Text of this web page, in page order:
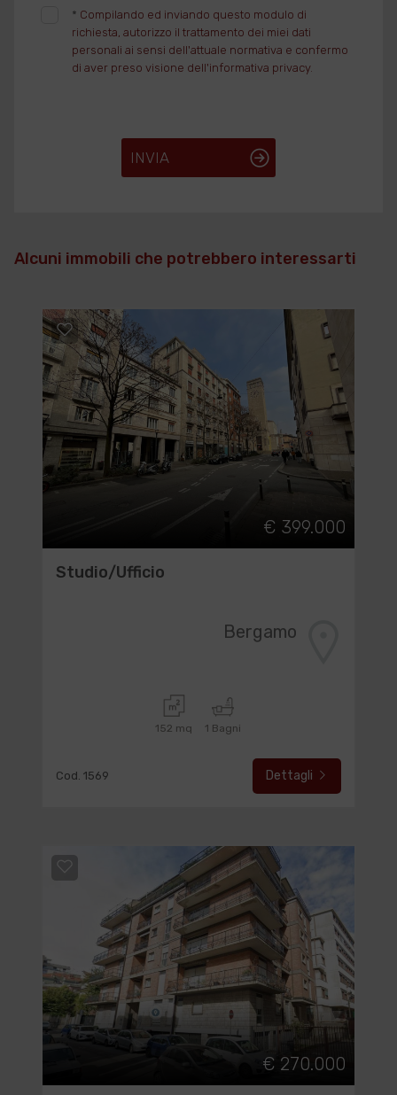
* Compilando ed inviando questo modulo di
richiesta, autorizzo il trattamento dei miei dati
personali ai sensi dell'attuale normativa e confermo
di aver preso visione dell'informativa privacy.
INVIA
Alcuni immobili che potrebbero interessarti
€ 399.000
Studio/Ufficio
Bergamo
152 mq 1 Bagni
Cod. 1569 Dettagli
€ 270.000